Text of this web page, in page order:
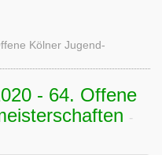
Kölner Jugend-
- 64. Offene
-